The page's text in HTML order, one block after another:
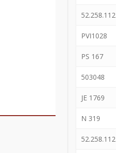
52.258.112
PVI1028
PS 167
503048
JE 1769
N 319
52.258.112